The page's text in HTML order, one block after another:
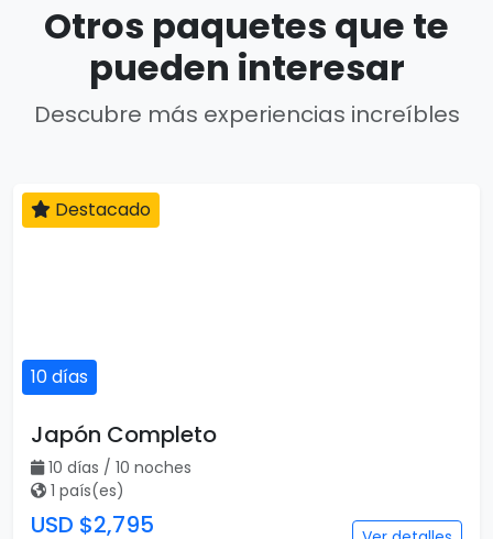
Otros paquetes que te
pueden interesar
Descubre más experiencias increíbles
10 días
Destacado
Japón Completo
10 días / 10 noches
1 país(es)
USD $2,795